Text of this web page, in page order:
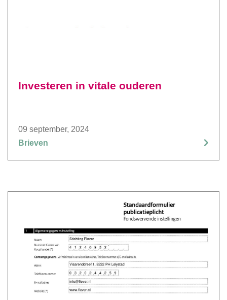
Investeren in vitale ouderen
09 september, 2024
Brieven